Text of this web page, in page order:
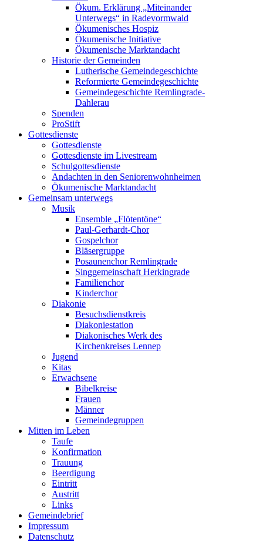
Ökum. Erklärung „Miteinander
Unterwegs“ in Radevormwald
Ökumenisches Hospiz
Ökumenische Initiative
Ökumenische Marktandacht
Historie der Gemeinden
Lutherische Gemeindegeschichte
Reformierte Gemeindegeschichte
Gemeindegeschichte Remlingrade-
Dahlerau
Spenden
ProStift
Gottesdienste
Gottesdienste
Gottesdienste im Livestream
Schulgottesdienste
Andachten in den Seniorenwohnheimen
Ökumenische Marktandacht
Gemeinsam unterwegs
Musik
Ensemble „Flötentöne“
Paul-Gerhardt-Chor
Gospelchor
Bläsergruppe
Posaunenchor Remlingrade
Singgemeinschaft Herkingrade
Familienchor
Kinderchor
Diakonie
Besuchsdienstkreis
Diakoniestation
Diakonisches Werk des
Kirchenkreises Lennep
Jugend
Kitas
Erwachsene
Bibelkreise
Frauen
Männer
Gemeindegruppen
Mitten im Leben
Taufe
Konfirmation
Trauung
Beerdigung
Eintritt
Austritt
Links
Gemeindebrief
Impressum
Datenschutz